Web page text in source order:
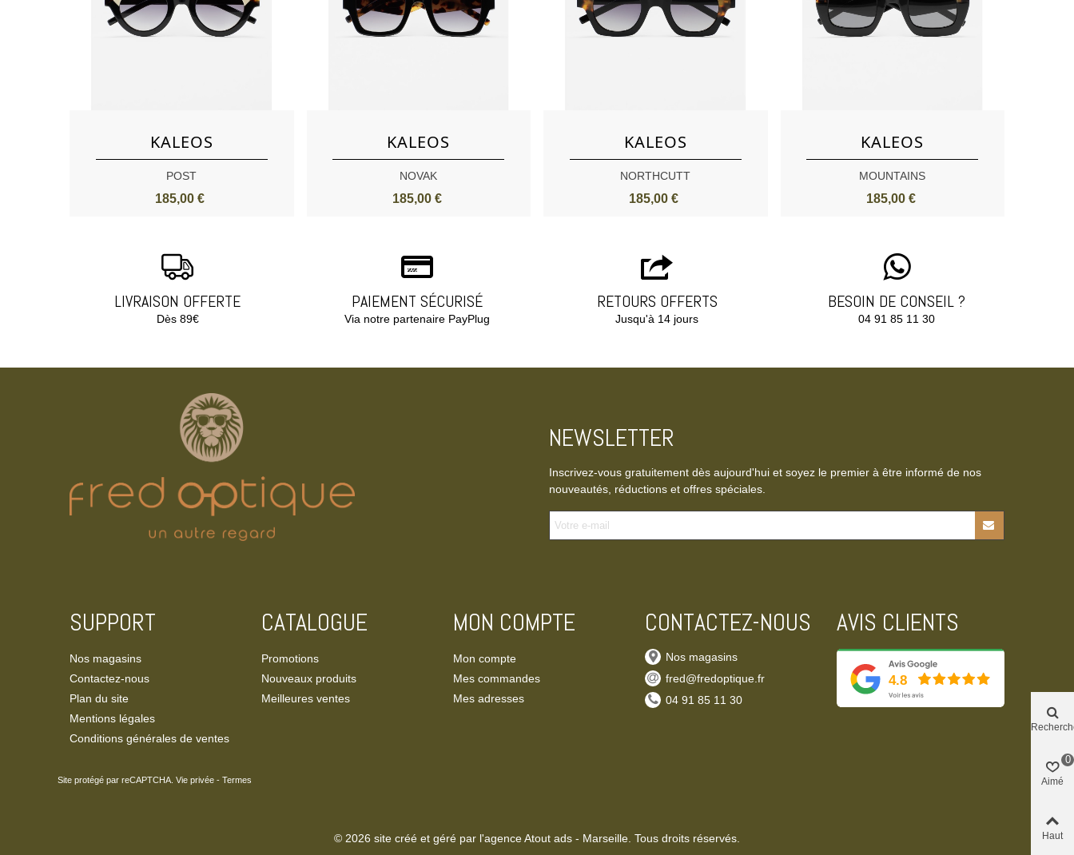
KALEOS
POST
185,00 €
KALEOS
NOVAK
185,00 €
KALEOS
NORTHCUTT
185,00 €
KALEOS
MOUNTAINS
185,00 €
LIVRAISON OFFERTE
Dès 89€
PAIEMENT SÉCURISÉ
Via notre partenaire PayPlug
RETOURS OFFERTS
Jusqu'à 14 jours
BESOIN DE CONSEIL ?
04 91 85 11 30‬
NEWSLETTER
Inscrivez-vous gratuitement dès aujourd'hui et soyez le premier à être informé de nos
nouveautés, réductions et offres spéciales.
SUPPORT
Nos magasins
Contactez-nous
Plan du site
Mentions légales
Conditions générales de ventes
CATALOGUE
Promotions
Nouveaux produits
Meilleures ventes
MON COMPTE
Mon compte
Mes commandes
Mes adresses
CONTACTEZ-NOUS
Nos magasins
fred@fredoptique.fr
‭04 91 85 11 30‬
AVIS CLIENTS
Site protégé par reCAPTCHA. Vie privée - Termes
© 2026 site créé et géré par l'agence Atout ads - Marseille. Tous droits réservés.
Aimé
0
Haut